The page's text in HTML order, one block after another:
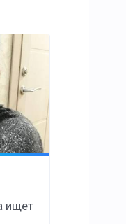
ищет